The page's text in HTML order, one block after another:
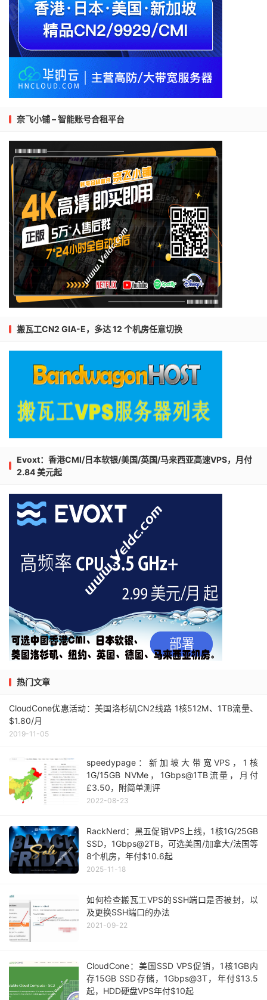
奈飞小铺 – 智能账号合租平台
搬瓦工CN2 GIA-E，多达 12 个机房任意切换
Evoxt：香港CMI/日本软银/美国/英国/马来西亚高速VPS，月付
2.84 美元起
热门文章
CloudCone优惠活动：美国洛杉矶CN2线路 1核512M、1TB流量、
$1.80/月
2019-11-05
speedypage：新加坡大带宽VPS，1核
1G/15GB NVMe，1Gbps@1TB流量，月付
£3.50，附简单测评
2022-08-23
RackNerd：黑五促销VPS上线，1核1G/25GB
SSD，1Gbps@2TB，可选美国/加拿大/法国等
8个机房，年付$10.6起
2025-11-18
如何检查搬瓦工VPS的SSH端口是否被封，以
及更换SSH端口的办法
2021-09-22
CloudCone：美国SSD VPS促销，1核1GB内
存15GB SSD存储，1Gbps@3T，年付$13.5
起，HDD硬盘VPS年付$10起